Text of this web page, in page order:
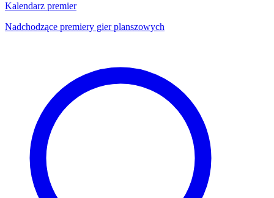
Kalendarz premier
Nadchodzące premiery gier planszowych